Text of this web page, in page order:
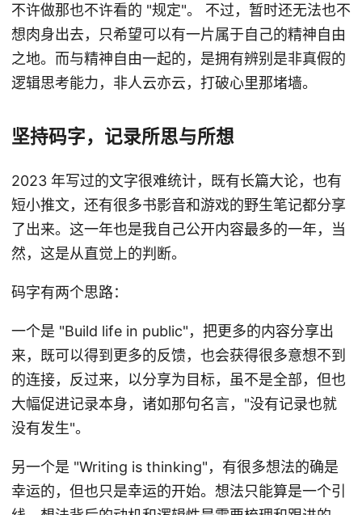
不许做那也不许看的 "规定"。 不过，暂时还无法也不
想肉身出去，只希望可以有一片属于自己的精神自由
之地。而与精神自由一起的，是拥有辨别是非真假的
逻辑思考能力，非人云亦云，打破心里那堵墙。
坚持码字，记录所思与所想
2023 年写过的文字很难统计，既有长篇大论，也有
短小推文，还有很多书影音和游戏的野生笔记都分享
了出来。这一年也是我自己公开内容最多的一年，当
然，这是从直觉上的判断。
码字有两个思路：
一个是 "Build life in public"，把更多的内容分享出
来，既可以得到更多的反馈，也会获得很多意想不到
的连接，反过来，以分享为目标，虽不是全部，但也
大幅促进记录本身，诸如那句名言，"没有记录也就
没有发生"。
另一个是 "Writing is thinking"，有很多想法的确是
幸运的，但也只是幸运的开始。想法只能算是一个引